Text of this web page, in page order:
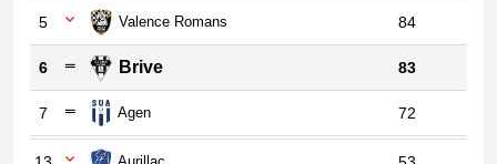
5 Valence Romans 84
6 Brive 83
7 Agen 72